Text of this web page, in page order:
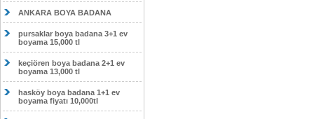
ANKARA BOYA BADANA
pursaklar boya badana 3+1 ev
boyama 15,000 tl
keçiören boya badana 2+1 ev
boyama 13,000 tl
hasköy boya badana 1+1 ev
boyama fiyatı 10,000tl